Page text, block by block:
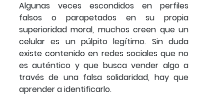
Algunas veces escondidos en perfiles
falsos o parapetados en su propia
superioridad moral, muchos creen que un
celular es un púlpito legítimo. Sin duda
existe contenido en redes sociales que no
es auténtico y que busca vender algo a
través de una falsa solidaridad, hay que
aprender a identificarlo.